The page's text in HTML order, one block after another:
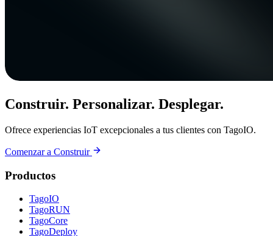
Construir. Personalizar. Desplegar.
Ofrece experiencias IoT excepcionales a tus clientes con TagoIO.
Comenzar a Construir
Productos
TagoIO
TagoRUN
TagoCore
TagoDeploy